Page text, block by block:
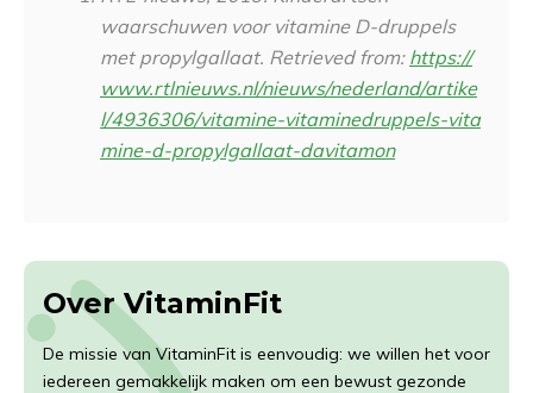
waarschuwen voor vitamine D-druppels
met propylgallaat. Retrieved from: https://
www.rtlnieuws.nl/nieuws/nederland/artike
l/4936306/vitamine-vitaminedruppels-vita
mine-d-propylgallaat-davitamon
Over VitaminFit
De missie van VitaminFit is eenvoudig: we willen het voor
iedereen gemakkelijk maken om een bewust gezonde